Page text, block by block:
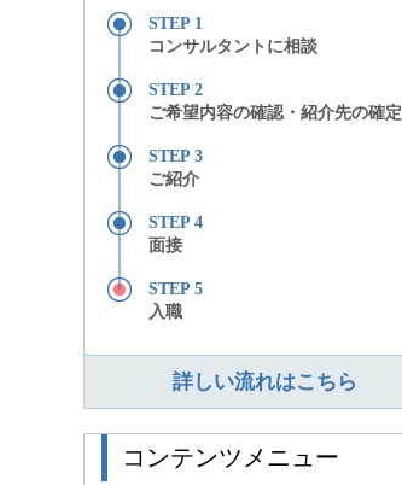
STEP 1
コンサルタントに相談
STEP 2
ご希望内容の確認・紹介先の確定
STEP 3
ご紹介
STEP 4
面接
STEP 5
入職
詳しい流れはこちら
コンテンツメニュー